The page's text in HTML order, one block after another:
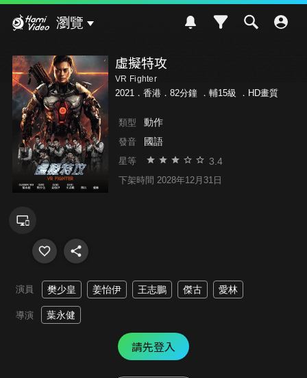
瀏覽
虛擬特攻
VR Fighter
2021．香港．82分鐘 ． 輔15級 ．HD畫質
類型 動作
發音 國語
星等 3.4
下架時間 2028年12月31日
演員 樊少皇 姜怡伊 王志鵬 傑古 愛林
導演 葉永健
請先登入